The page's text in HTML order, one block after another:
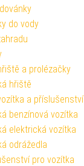
do vody
a prolézačky
hřiště
a příslušenství
benzínová vozítka
elektrická vozítka
odrážedla
pro vozítka